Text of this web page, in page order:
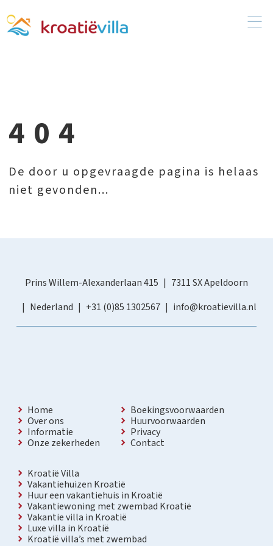
404
De door u opgevraagde pagina is helaas
niet gevonden...
Prins Willem-Alexanderlaan 415
7311 SX Apeldoorn
Nederland
+31 (0)85 1302567 info@kroatievilla.nl
Home
Over ons
Informatie
Onze zekerheden
Boekingsvoorwaarden
Huurvoorwaarden
Privacy
Contact
Kroatië Villa
Vakantiehuizen Kroatië
Huur een vakantiehuis in Kroatië
Vakantiewoning met zwembad Kroatië
Vakantie villa in Kroatië
Luxe villa in Kroatië
Kroatië villa’s met zwembad